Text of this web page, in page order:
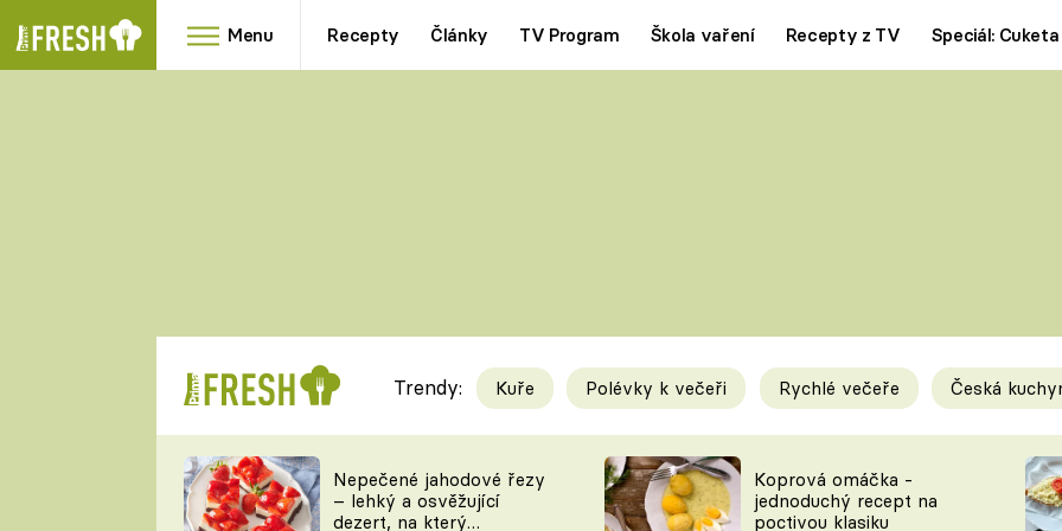
Menu Recepty Články TV Program Škola vaření Recepty z TV Speciál: Cuketa
RYCHLOVKY
Videorecepty
TEĎ VAŘÍ ŠÉF!
Tipy a triky
KAM ZA JÍDLEM
Trendy: Kuře Polévky k večeři Rychlé večeře Česká
Nepečené jahodové řezy
– lehký a osvěžující
dezert, na který
Koprová omáčka -
jednoduchý recept na
poctivou klasiku